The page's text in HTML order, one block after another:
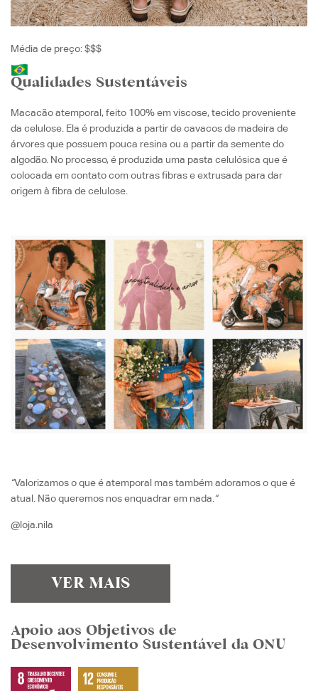
Média de preço: $$$
Qualidades Sustentáveis
Macacão atemporal, feito 100% em viscose, tecido proveniente
da celulose. Ela é produzida a partir de cavacos de madeira de
árvores que possuem pouca resina ou a partir da semente do
algodão. No processo, é produzida uma pasta celulósica que é
colocada em contato com outras fibras e extrusada para dar
origem à fibra de celulose.
“Valorizamos o que é atemporal mas também adoramos o que é
atual. Não queremos nos enquadrar em nada. “
@loja.nila
VER MAIS
Apoio aos Objetivos de
Desenvolvimento Sustentável da ONU